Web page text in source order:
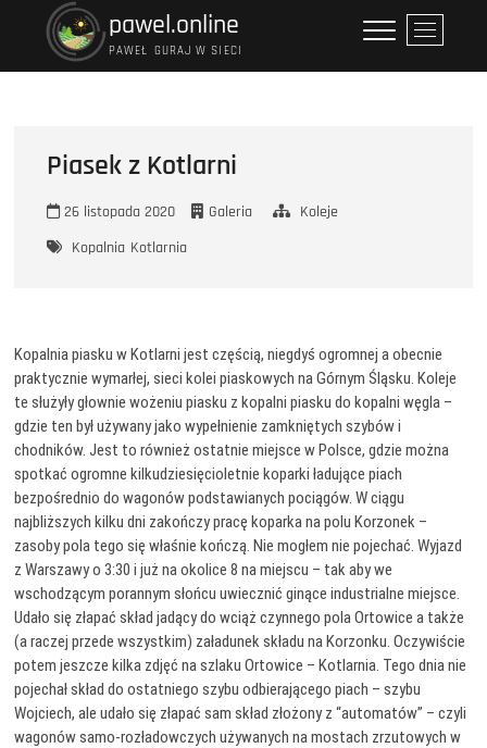
pawel.online
PAWEŁ GURAJ W SIECI
P
r
z
Piasek z Kotlarni
26 listopada 2020 Galeria
Koleje
Kopalnia Kotlarnia
Kopalnia piasku w Kotlarni jest częścią, niegdyś ogromnej a obecnie
praktycznie wymarłej, sieci kolei piaskowych na Górnym Śląsku. Koleje
te służyły głownie wożeniu piasku z kopalni piasku do kopalni węgla –
gdzie ten był używany jako wypełnienie zamkniętych szybów i
chodników. Jest to również ostatnie miejsce w Polsce, gdzie można
spotkać ogromne kilkudziesięcioletnie koparki ładujące piach
bezpośrednio do wagonów podstawianych pociągów. W ciągu
najbliższych kilku dni zakończy pracę koparka na polu Korzonek –
zasoby pola tego się właśnie kończą. Nie mogłem nie pojechać. Wyjazd
z Warszawy o 3:30 i już na okolice 8 na miejscu – tak aby we
wschodzącym porannym słońcu uwiecznić ginące industrialne miejsce.
Udało się złapać skład jadący do wciąż czynnego pola Ortowice a także
(a raczej przede wszystkim) załadunek składu na Korzonku. Oczywiście
potem jeszcze kilka zdjęć na szlaku Ortowice – Kotlarnia. Tego dnia nie
pojechał skład do ostatniego szybu odbierającego piach – szybu
Wojciech, ale udało się złapać sam skład złożony z “automatów” – czyli
wagonów samo-rozładowczych używanych na mostach zrzutowych w